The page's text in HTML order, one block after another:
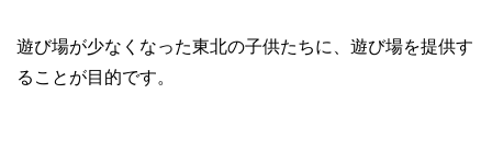
遊び場が少なくなった東北の子供たちに、遊び場を提供す
ることが目的です。